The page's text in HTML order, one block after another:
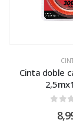
Cinta doble